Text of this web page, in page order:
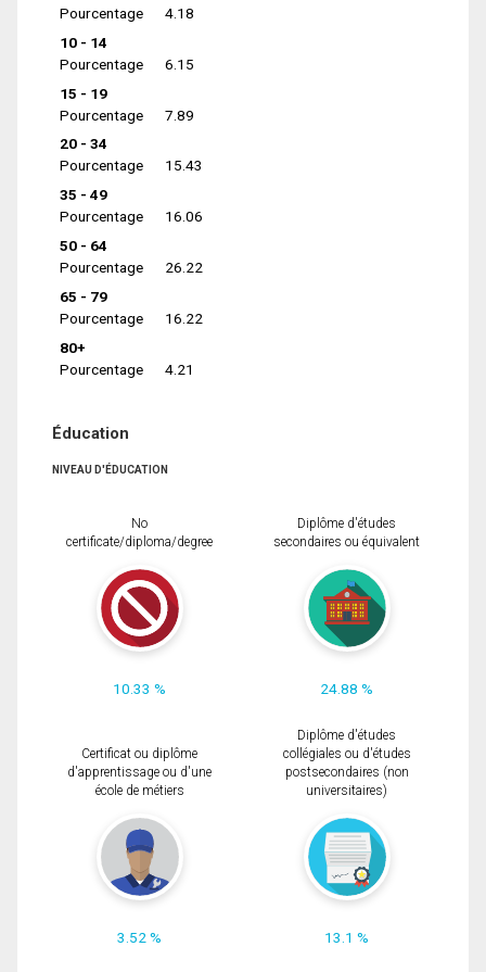
Pourcentage
4.18
10 - 14
Pourcentage
6.15
15 - 19
Pourcentage
7.89
20 - 34
Pourcentage
15.43
35 - 49
Pourcentage
16.06
50 - 64
Pourcentage
26.22
65 - 79
Pourcentage
16.22
80+
Pourcentage
4.21
Éducation
NIVEAU D'ÉDUCATION
No
certificate/diploma/degree
10.33 %
Diplôme d'études
secondaires ou équivalent
24.88 %
Certificat ou diplôme
d'apprentissage ou d'une
école de métiers
3.52 %
Diplôme d'études
collégiales ou d'études
postsecondaires (non
universitaires)
13.1 %